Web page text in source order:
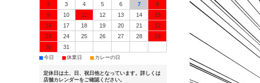
2
3 4 5 6 7
8
9
10 11 12 13 14
15
16
17 18 19 20 21
22
23
24 25 26 27 28
29
30
31
■今日 ■休業日 ■ カレーの日
定休日は土、日、祝日他となっています。詳しくは
店舗カレンダーをご確認ください。